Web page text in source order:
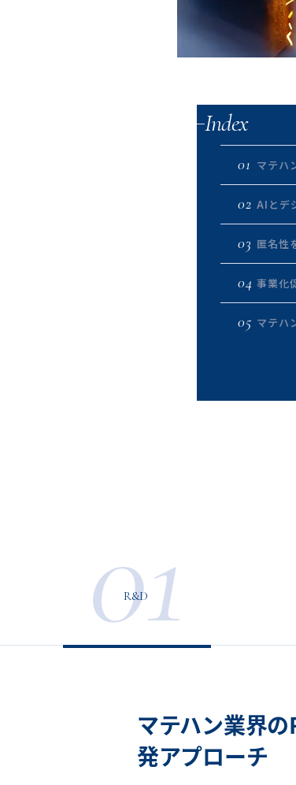
Index
01 マテハ
02 AIとデ
03 匿名性
04 事業化
05 マテハ
01
R&D
マテハン業界
発アプローチ